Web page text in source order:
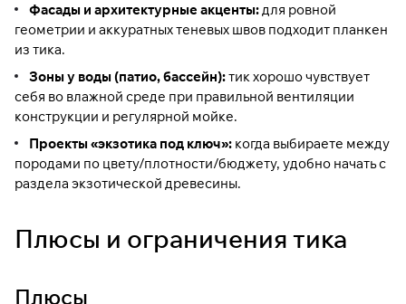
Фасады и архитектурные акценты:для ровной
геометрии и аккуратных теневых швов подходит планкен
из тика.
Зоны у воды (патио, бассейн):тик хорошо чувствует
себя во влажной среде при правильной вентиляции
конструкции и регулярной мойке.
Проекты «экзотика под ключ»: когда выбираете между
породами по цвету/плотности/бюджету, удобно начать с
раздела экзотической древесины.
Плюсы и ограничения тика
Плюсы